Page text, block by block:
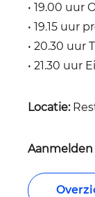
• 19.00 uur
• 19.15 uur
• 20.30 uur
• 21.30 uur
Locatie:
Aanmelden